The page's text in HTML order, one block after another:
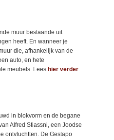
muur bestaande uit
heeft. En wanneer je
die, afhankelijk van de
auto, en hete
meubels. Lees hier verder.
in blokvorm en de begane
Alfred Stiassni, een Joodse
ontvluchtten. De Gestapo